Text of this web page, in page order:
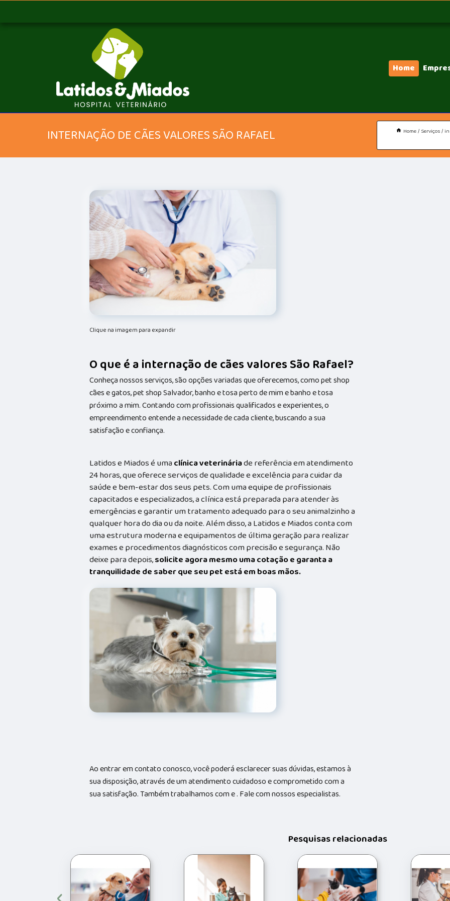
Home
INTERNAÇÃO DE CÃES VALORES SÃO RAFAEL Home Serviços
Clique na imagem para expandir
O que é a internação de cães valores São Rafael?
Conheça nossos serviços, são opções variadas que oferecemos, como pet shop
cães e gatos, pet shop Salvador, banho e tosa perto de mim e banho e tosa
próximo a mim. Contando com profissionais qualificados e experientes, o
empreendimento entende a necessidade de cada cliente, buscando a sua
satisfação e confiança.
Latidos e Miados é umaclínica veterináriade referência em atendimento
24 horas, que oferece serviços de qualidade e excelência para cuidar da
saúde e bem-estar dos seus pets. Com uma equipe de profissionais
capacitados e especializados, a clínica está preparada para atender às
emergências e garantir um tratamento adequado para o seu animalzinho a
qualquer hora do dia ou da noite. Além disso, a Latidos e Miados conta com
uma estrutura moderna e equipamentos de última geração para realizar
exames e procedimentos diagnósticos com precisão e segurança. Não
deixe para depois,solicite agora mesmo uma cotação e garanta a
tranquilidade de saber que seu pet está em boas mãos.
Ao entrar em contato conosco, você poderá esclarecer suas dúvidas, estamos à
sua disposição, através de um atendimento cuidadoso e comprometido com a
sua satisfação. Também trabalhamos com e . Fale com nossos especialistas.
Pesquisas relacionadas